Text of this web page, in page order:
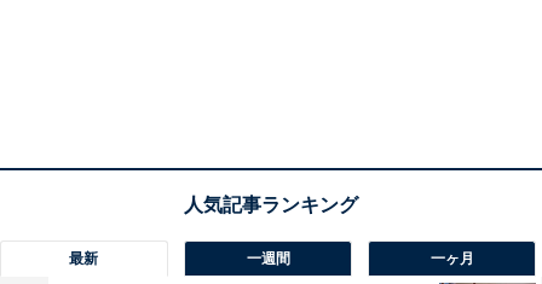
最新 一週間 一ヶ月